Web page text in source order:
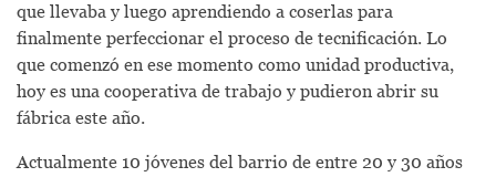
que llevaba y luego aprendiendo a coserlas para
finalmente perfeccionar el proceso de tecnificación. Lo
que comenzó en ese momento como unidad productiva,
hoy es una cooperativa de trabajo y pudieron abrir su
fábrica este año.
Actualmente 10 jóvenes del barrio de entre 20 y 30 años